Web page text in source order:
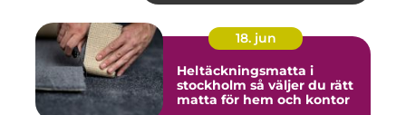
18. jun
Heltäckningsmatta i
stockholm så väljer du rätt
matta för hem och kontor